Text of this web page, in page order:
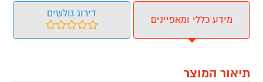
מידע כללי ומאפיינים
דירוג גולשים
תיאור המוצר